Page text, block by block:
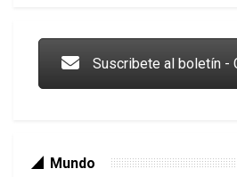
Suscribete al boletín -
Mundo